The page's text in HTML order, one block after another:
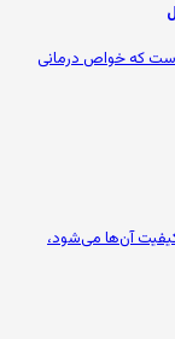
که خواص درمانی
آن‌ها می‌شود،